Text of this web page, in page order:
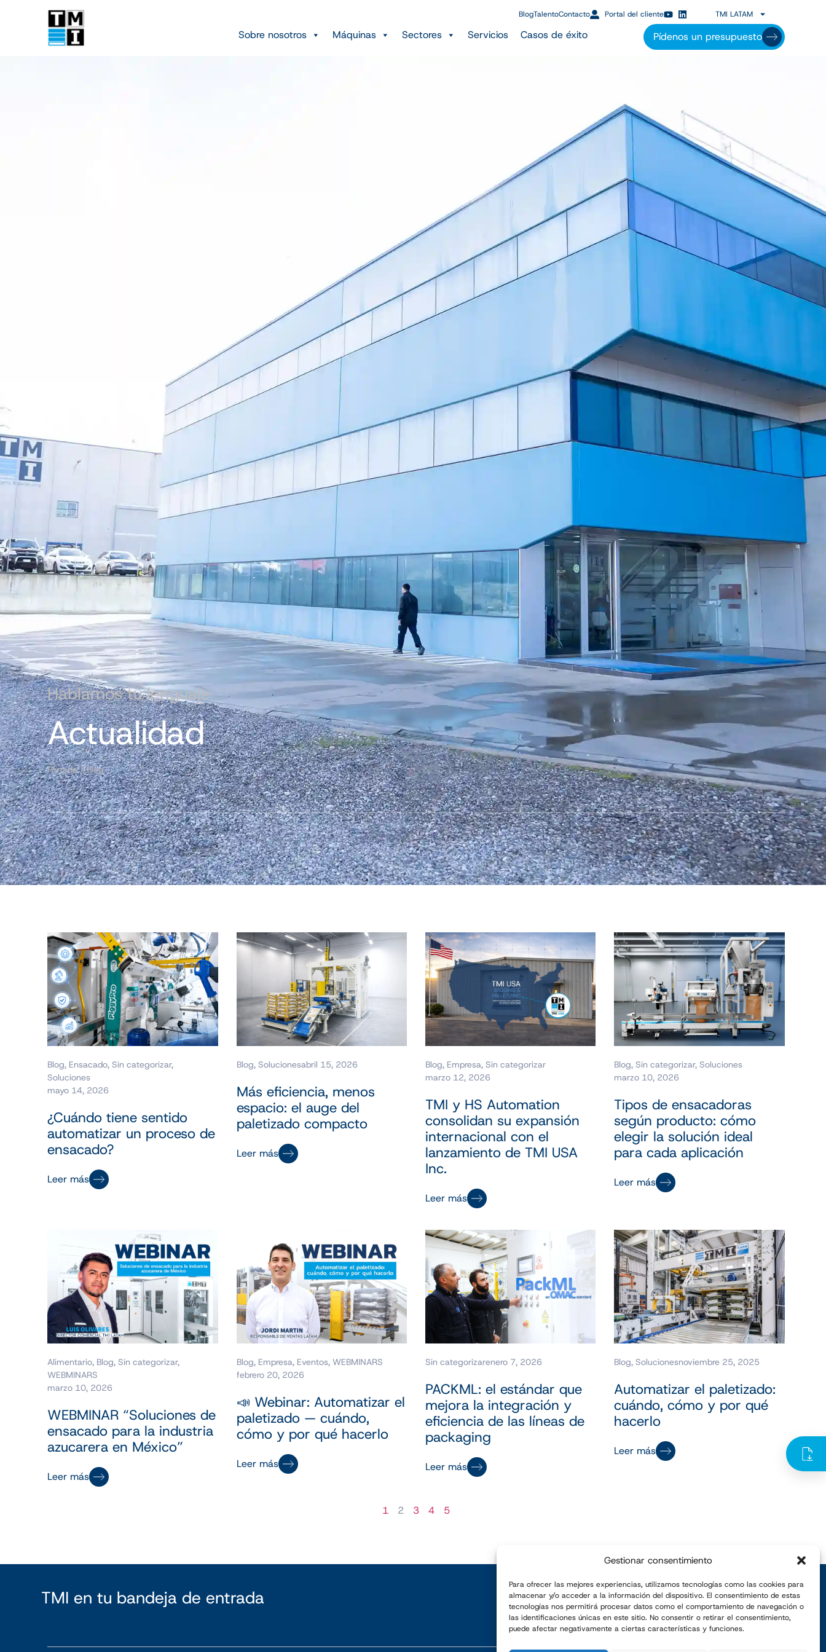
Gestionar consentimiento
Para ofrecer las mejores experiencias, utilizamos tecnologías como las cookies para
almacenar y/o acceder a la información del dispositivo. El consentimiento de estas
tecnologías nos permitirá procesar datos como el comportamiento de navegación o
las identificaciones únicas en este sitio. No consentir o retirar el consentimiento,
puede afectar negativamente a ciertas características y funciones.
Sobre nosotros Máquinas Sectores Servicios Casos de éxito
BlogTalentoContacto Portal del cliente TMI LATAM
Pídenos un presupuesto
Hablamos tu lenguaje
Actualidad
Portada/Blog
Blog, Ensacado,Sin categorizar,
Soluciones
mayo 14, 2026
¿Cuándo tiene sentido
automatizar un proceso de
ensacado?
Leer más
Blog, Solucionesabril 15, 2026
Más eficiencia, menos
espacio: el auge del
paletizado compacto
Leer más
Blog, Empresa, Sin categorizar
marzo 12, 2026
TMI y HS Automation
consolidan su expansión
internacional con el
lanzamiento de TMI USA
Inc.
Leer más
Blog,Sin categorizar,Soluciones
marzo 10, 2026
Tipos de ensacadoras
según producto: cómo
elegir la solución ideal
para cada aplicación
Leer más
Alimentario, Blog,Sin categorizar,
WEBMINARS
marzo 10, 2026
WEBMINAR “Soluciones de
ensacado para la industria
azucarera en México”
Leer más
Blog, Empresa, Eventos, WEBMINARS
febrero 20, 2026
📣 Webinar: Automatizar el
paletizado — cuándo,
cómo y por qué hacerlo
Leer más
Sin categorizarenero 7, 2026
PACKML: el estándar que
mejora la integración y
eficiencia de las líneas de
packaging
Leer más
Blog,Solucionesnoviembre 25, 2025
Automatizar el paletizado:
cuándo, cómo y por qué
hacerlo
Leer más
1 2 3 4 5
TMI en tu bandeja de entrada Suscríbete a nuestra newsletter